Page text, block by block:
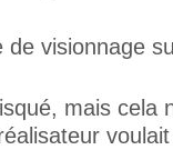
de visionnage
mais cela